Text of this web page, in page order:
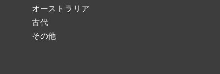
オーストラリア
古代
その他